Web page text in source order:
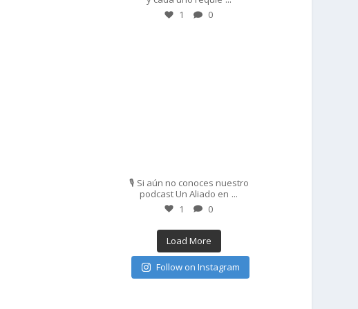
1 0
🎙️ Si aún no conoces nuestro
podcast Un Aliado en ...
1 0
Load More
Follow on Instagram